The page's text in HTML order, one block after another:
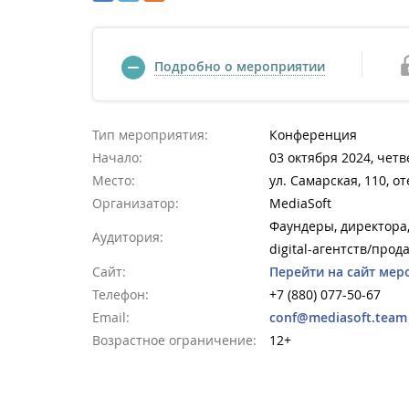
Подробно о мероприятии
Тип мероприятия:
Конференция
Начало:
03 октября 2024,
Место:
ул. Самарская, 110,
Организатор:
MediaSoft
Аудитория:
Фаундеры,
digital-агентств/
Сайт:
Перейти на сайт
Телефон:
+7 (880) 077-50-67
Email:
conf@mediasoft.team
Возрастное ограничение:
12+